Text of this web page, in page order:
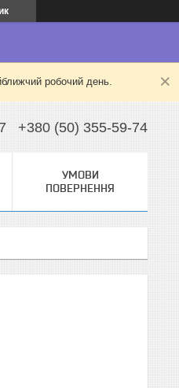
робочий день.
+380 (50) 355-59-74
УМОВИ
ПОВЕРНЕННЯ